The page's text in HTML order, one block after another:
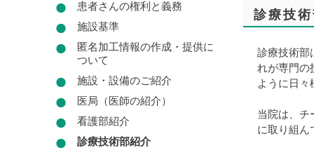
診療技
診療技術部
れが専門の
ように日々
当院は、チ
に取り組ん
患者さんの権利と義務
施設基準
匿名加工情報の作成・提供に
ついて
施設・設備のご紹介
医局（医師の紹介）
看護部紹介
診療技術部紹介